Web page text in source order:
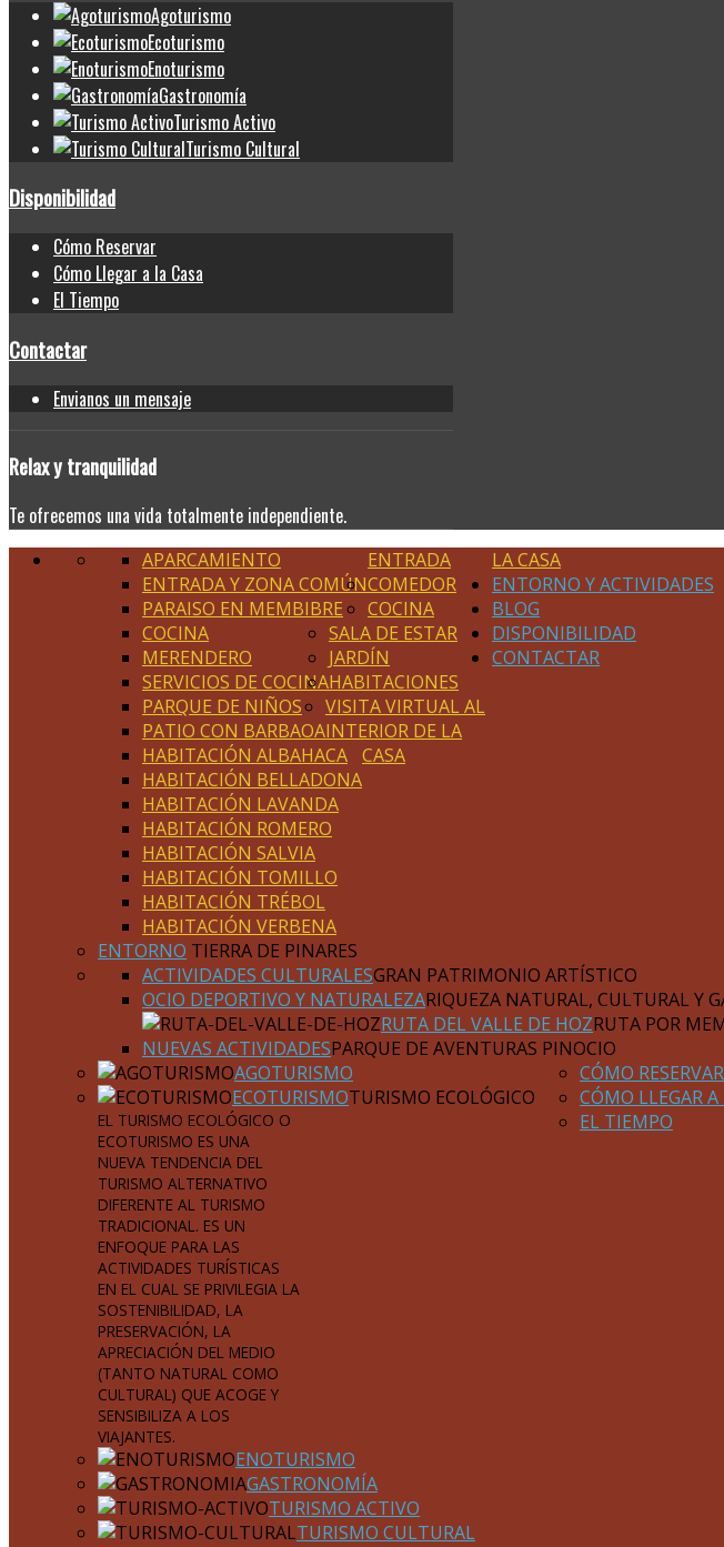
Agoturismo
Ecoturismo
Enoturismo
Gastronomía
Turismo Activo
Turismo Cultural
Disponibilidad
Cómo Reservar
Cómo Llegar a la Casa
El Tiempo
Contactar
Envianos un mensaje
Relaxy tranquilidad
Te ofrecemos una vida totalmente independiente.
LA CASA
ENTRADA
APARCAMIENTO
ENTRADA Y ZONA COMÚN
PARAISO EN MEMBIBRE
COMEDOR
COCINA
COCINA
MERENDERO
SERVICIOS DE COCINA
SALA DE ESTAR
JARDÍN
PARQUE DE NIÑOS
PATIO CON BARBAOA
HABITACIONES
HABITACIÓN ALBAHACA
HABITACIÓN BELLADONA
HABITACIÓN LAVANDA
HABITACIÓN ROMERO
HABITACIÓN SALVIA
HABITACIÓN TOMILLO
HABITACIÓN TRÉBOL
HABITACIÓN VERBENA
VISITA VIRTUAL AL
INTERIOR DE LA
CASA
ENTORNO Y ACTIVIDADES
ENTORNO TIERRA DE PINARES
ACTIVIDADES CULTURALESGRAN PATRIMONIO ARTÍSTICO
OCIO DEPORTIVO Y NATURALEZARIQUEZA NATURAL, CULTURAL Y
RUTA DEL VALLE DE HOZRUTA POR
NUEVAS ACTIVIDADESPARQUE DE AVENTURAS PINOCIO
BLOG
AGOTURISMO
ECOTURISMOTURISMO ECOLÓGICO
EL TURISMO ECOLÓGICO O
ECOTURISMO ES UNA
NUEVA TENDENCIA DEL
TURISMO ALTERNATIVO
DIFERENTE AL TURISMO
TRADICIONAL. ES UN
ENFOQUE PARA LAS
ACTIVIDADES TURÍSTICAS
EN EL CUAL SE PRIVILEGIA LA
SOSTENIBILIDAD, LA
PRESERVACIÓN, LA
APRECIACIÓN DEL MEDIO
(TANTO NATURAL COMO
CULTURAL) QUE ACOGE Y
SENSIBILIZA A LOS
VIAJANTES.
ENOTURISMO
GASTRONOMÍA
TURISMO ACTIVO
TURISMO CULTURAL
DISPONIBILIDAD
CÓMO RESERVAR
CÓMO LLEGAR A
EL TIEMPO
CONTACTAR